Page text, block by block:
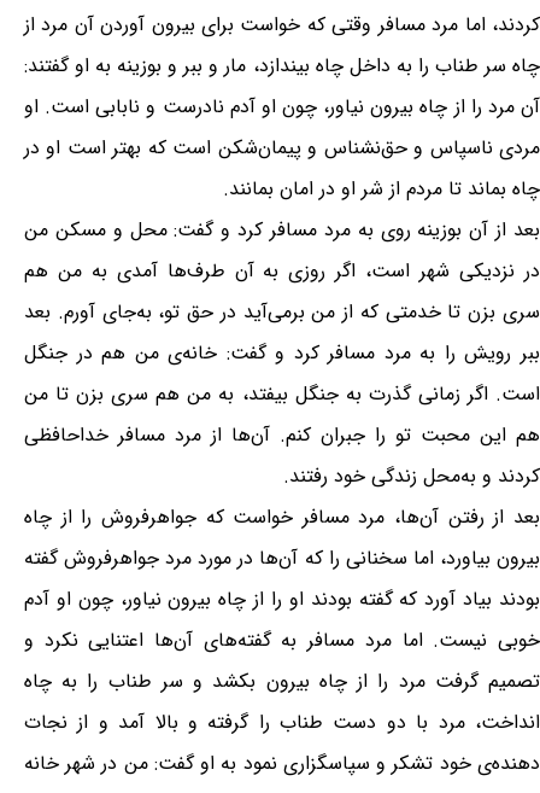
کردند، اما مرد مسافر وقتی که خواست برای بیرون آوردن آن مرد از
چاه سر طناب را به داخل چاه بیندازد، مار و ببر و بوزینه به او گفتند:
آن مرد را از چاه بیرون نیاور، چون او آدم نادرست و نابابی است. او
مردی ناسپاس و حق‌نشناس و پیمان‌شکن است که بهتر است او در
چاه بماند تا مردم از شر او در امان بمانند.
بعد از آن بوزینه روی به مرد مسافر کرد و گفت: محل و مسکن من
در نزدیکی شهر است، اگر روزی به آن طرف‌ها آمدی به من هم
سری بزن تا خدمتی که از من برمی‌آید در حق تو، به‌جای آورم. بعد
ببر رویش را به مرد مسافر کرد و گفت: خانه‌ی من هم در جنگل
است. اگر زمانی گذرت به جنگل بیفتد، به من هم سری بزن تا من
هم این محبت تو را جبران کنم. آن‌ها از مرد مسافر خداحافظی
کردند و به‌محل زندگی خود رفتند.
بعد از رفتن آن‌ها، مرد مسافر خواست که جواهرفروش را از چاه
بیرون بیاورد، اما سخنانی را که آن‌ها در مورد مرد جواهرفروش گفته
بودند بیاد آورد که گفته بودند او را از چاه بیرون نیاور، چون او آدم
خوبی نیست. اما مرد مسافر به گفته‌های آن‌ها اعتنایی نکرد و
تصمیم گرفت مرد را از چاه بیرون بکشد و سر طناب را به چاه
انداخت، مرد با دو دست طناب را گرفته و بالا آمد و از نجات
دهنده‌ی خود تشکر و سپاسگزاری نمود به او گفت: من در شهر خانه